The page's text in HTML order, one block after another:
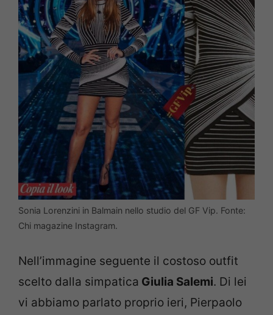
Sonia Lorenzini in Balmain nello studio del GF Vip. Fonte:
Chi magazine Instagram.
Nell’immagine seguente il costoso outfit
scelto dalla simpatica Giulia Salemi. Di lei
vi abbiamo parlato proprio ieri, Pierpaolo